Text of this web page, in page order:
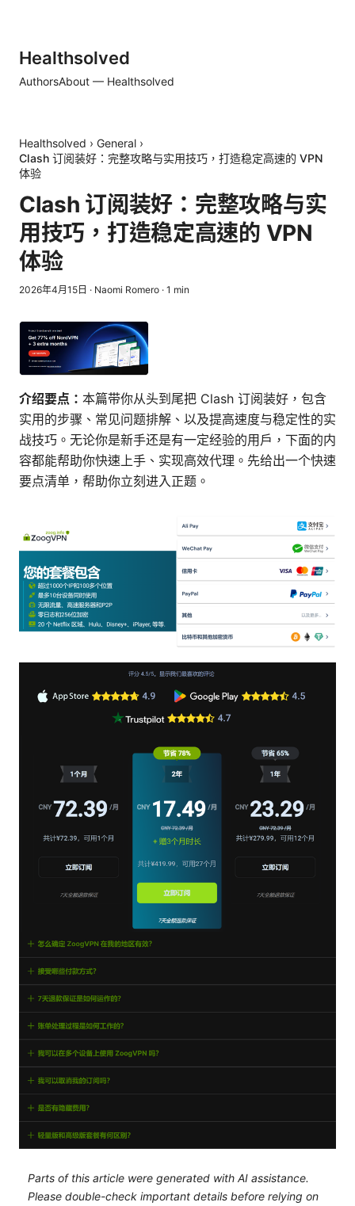
Healthsolved
AuthorsAbout — Healthsolved
Healthsolved › General ›
Clash 订阅装好：完整攻略与实用技巧，打造稳定高速的 VPN
体验
Clash 订阅装好：完整攻略与实
用技巧，打造稳定高速的 VPN
体验
2026年4月15日 · Naomi Romero · 1 min
介绍要点： 本篇带你从头到尾把 Clash 订阅装好，包含
实用的步骤、常见问题排解、以及提高速度与稳定性的实
战技巧。无论你是新手还是有一定经验的用户，下面的内
容都能帮助你快速上手、实现高效代理。先给出一个快速
要点清单，帮助你立刻进入正题。
Parts of this article were generated with AI assistance.
Please double-check important details before relying on